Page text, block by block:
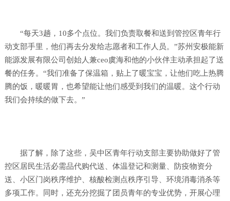
“每天3趟，10多个点位。我们负责取餐和送到管控区青年行
动支部手里，他们再去分发给志愿者和工作人员。”苏州安极能新
能源发展有限公司创始人兼ceo虞海和他的小伙伴主动承担起了送
餐的任务。“我们准备了保温箱，贴上了暖宝宝，让他们吃上热腾
腾的饭，暖暖胃，也希望能让他们感受到我们的温暖。这个行动
我们会持续的做下去。”
据了解，除了这些，吴中区青年行动支部主要协助做好了管
控区居民生活必需品代购代送、体温登记和测量、防疫物资分
送、小区门岗秩序维护、核酸检测点秩序引导、环境消毒消杀等
多项工作。同时，还充分挖掘了团员青年的专业优势，开展心理